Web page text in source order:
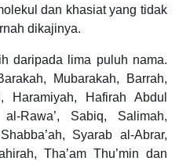
dan khasiat yang tidak
dikajinya.
daripada lima puluh nama.
Mubarakah, Barrah,
Haramiyah, Hafirah Abdul
Rawa’, Sabiq, Salimah,
Syarab al-Abrar,
Tha’am Thu’min dan